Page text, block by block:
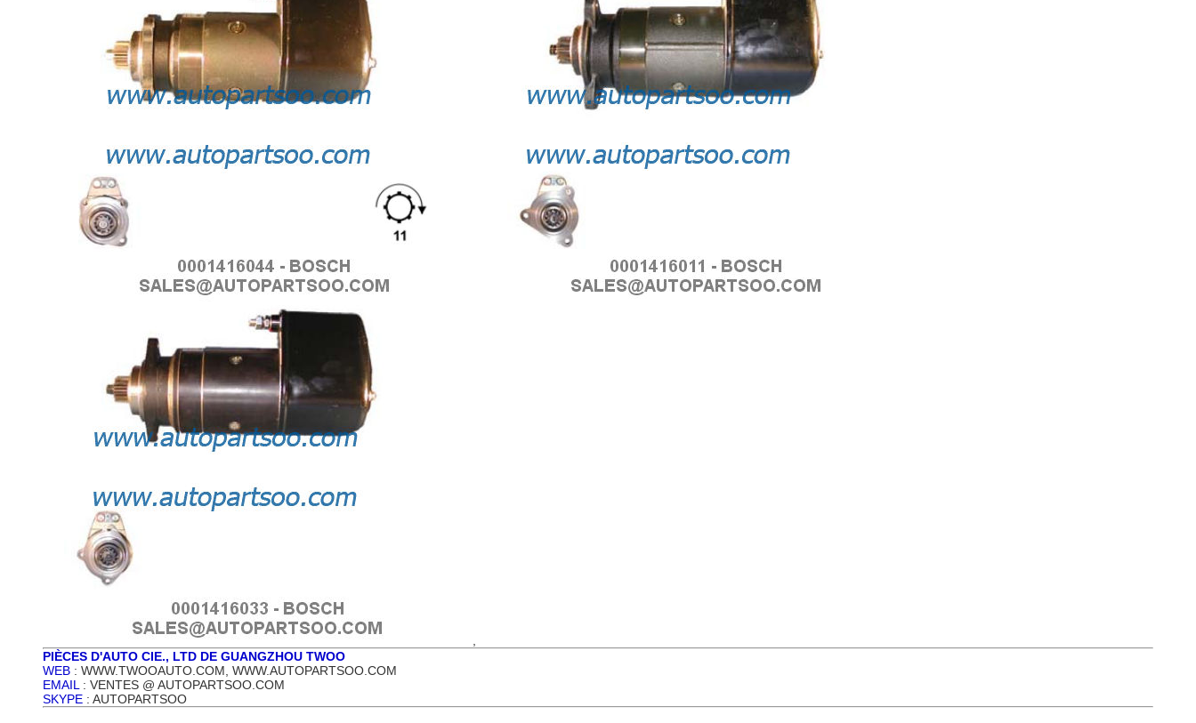
PIÈCES D'AUTO CIE., LTD DE GUANGZHOU TWOO
WEB : WWW.TWOOAUTO.COM, WWW.AUTOPARTSOO.COM
EMAIL : VENTES @ AUTOPARTSOO.COM
SKYPE : AUTOPARTSOO